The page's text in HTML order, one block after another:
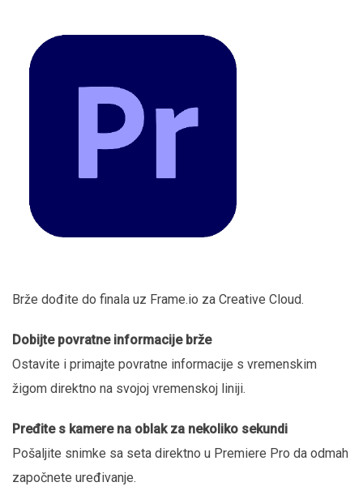
Brže dođite do finala uz Frame.io za Creative Cloud.
Dobijte povratne informacije brže
Ostavite i primajte povratne informacije s vremenskim
žigom direktno na svojoj vremenskoj liniji.
Pređite s kamere na oblak za nekoliko sekundi
Pošaljite snimke sa seta direktno u Premiere Pro da odmah
započnete uređivanje.